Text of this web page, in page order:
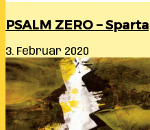
PSALM ZERO – Sparta
3. Februar 2020